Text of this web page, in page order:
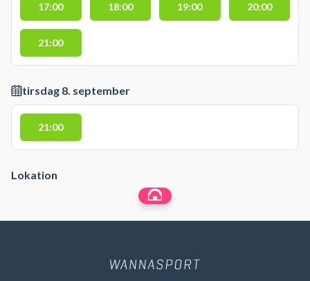
17:00 18:00 19:00 20:00
21:00
tirsdag 8. september
21:00
Lokation